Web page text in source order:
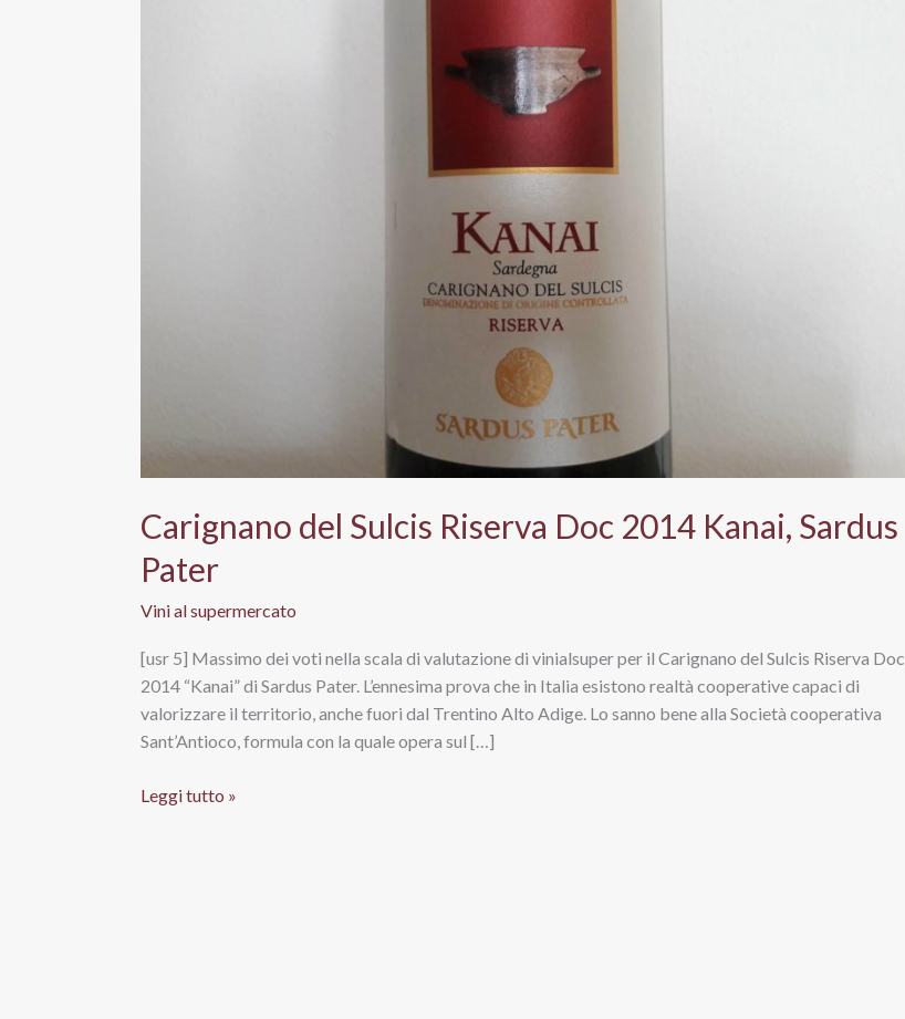
Carignano del Sulcis Riserva Doc 2014 Kanai, Sardus
Pater
Vini al supermercato
[usr 5] Massimo dei voti nella scala di valutazione di vinialsuper per il Carignano del Sulcis Riserva Doc
2014 “Kanai” di Sardus Pater. L’ennesima prova che in Italia esistono realtà cooperative capaci di
valorizzare il territorio, anche fuori dal Trentino Alto Adige. Lo sanno bene alla Società cooperativa
Sant’Antioco, formula con la quale opera sul […]
Carignano
Leggi tutto »